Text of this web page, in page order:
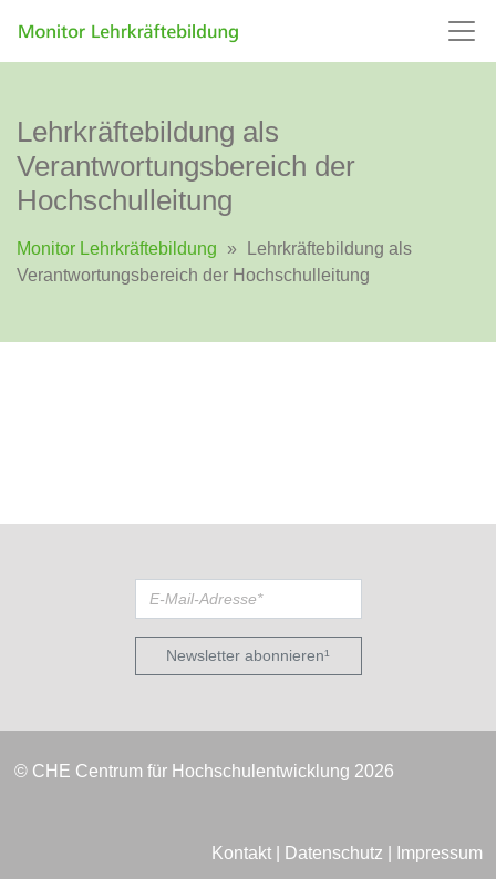
Lehrkräftebildung als
Verantwortungsbereich der
Hochschulleitung
Monitor Lehrkräftebildung »
Lehrkräftebildung als
Verantwortungsbereich der Hochschulleitung
Newsletter abonnieren¹
© CHE Centrum für Hochschulentwicklung 2026
Kontakt| Datenschutz Impressum